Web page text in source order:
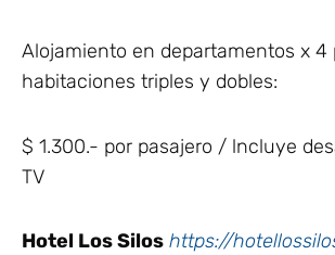
Alojamiento en departamentos x 4
habitaciones triples y dobles:
$ 1.300.- por pasajero / lncluye
TV
Hotel Los Silos https://